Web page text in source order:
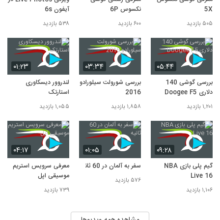
5X
۵۰۵ بازدید
نکسوس 6P
۶۰۰ بازدید
آیفون 6s
۵۳۸ بازدید
۰۵:۴۴
بررسی گوشی 140
دلاری Doogee F5
۱,۲۰۱ بازدید
۰۳:۳۴
بررسی شورولت سیلورادو
2016
۱,۸۵۸ بازدید
۰۱:۲۳
لندروور دیسکاوری
استارتک
۱,۰۵۵ بازدید
۰۹:۲۸
گیم پلی بازی NBA
Live 16
۱,۱۰۶ بازدید
۰۱:۰۵
سفر به آلمان در 60 ثانیه
۵۷۶ بازدید
۰۴:۱۷
معرفی سرویس استریم
موسیقی اپل
۷۳۹ بازدید